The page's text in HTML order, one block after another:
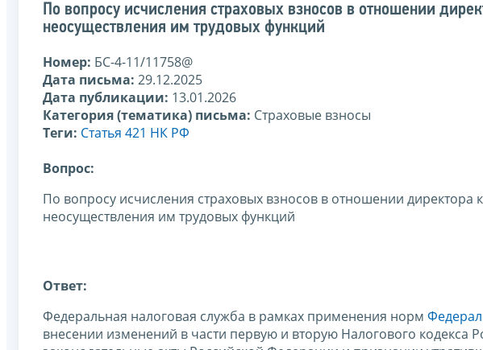
По вопросу исчисления страховых взносов в отношении
неосуществления им трудовых функций
Номер: БС-4-11/11758@
Дата письма: 29.12.2025
Дата публикации: 13.01.2026
Категория (тематика) письма: Страховые взносы
Теги: Статья 421 НК РФ
Вопрос:
По вопросу исчисления страховых взносов в отношении
неосуществления им трудовых функций
Ответ:
Федеральная налоговая служба в рамках применения норм
внесении изменений в части первую и вторую Налогового кодекса